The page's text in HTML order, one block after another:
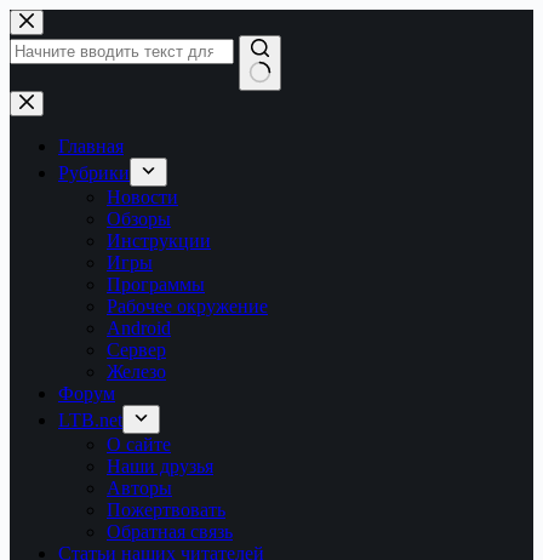
Перейти
к
сути
Ничего
не
найденоГлавная
Рубрики
Новости
Обзоры
Инструкции
Игры
Программы
Рабочее окружение
Android
Сервер
Железо
Форум
LTB.net
О сайте
Наши друзья
Авторы
Пожертвовать
Обратная связь
Статьи наших читателей